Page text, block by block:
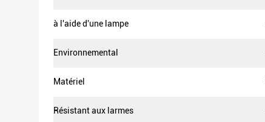
à l'aide d'une lampe
Environnemental
Matériel
Résistant aux larmes